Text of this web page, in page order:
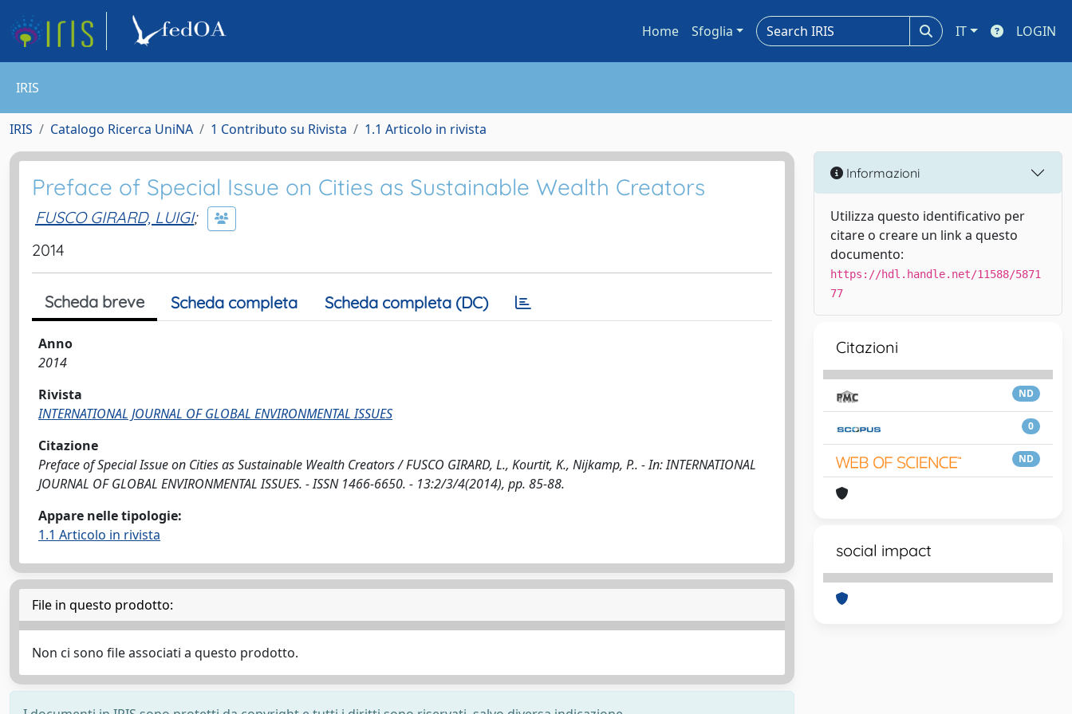
Home Sfoglia IT LOGIN
IRIS
IRIS Catalogo Ricerca UniNA 1 Contributo su Rivista 1.1 Articolo in rivista
Preface of Special Issue on Cities as Sustainable Wealth Creators
FUSCO GIRARD, LUIGI;
2014
Scheda breve Scheda completa Scheda completa (DC)
Anno
2014
Rivista
INTERNATIONAL JOURNAL OF GLOBAL ENVIRONMENTAL ISSUES
Citazione
Preface of Special Issue on Cities as Sustainable Wealth Creators / FUSCO GIRARD, L., Kourtit, K., Nijkamp, P.. - In: INTERNATIONAL
JOURNAL OF GLOBAL ENVIRONMENTAL ISSUES. - ISSN 1466-6650. - 13:2/3/4(2014), pp. 85-88.
Appare nelle tipologie:
1.1 Articolo in rivista
File in questo prodotto:
Non ci sono file associati a questo prodotto.
Informazioni
Utilizza questo identificativo per
citare o creare un link a questo
documento:
https://hdl.handle.net/11588/5871
77
Citazioni
ND
0
ND
social impact